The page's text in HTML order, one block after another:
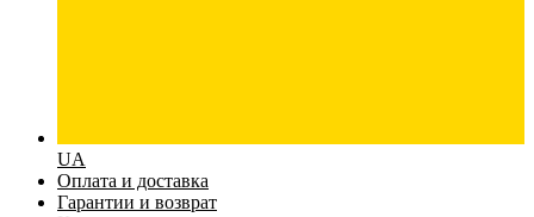
UA
Оплата и доставка
Гарантии и возврат